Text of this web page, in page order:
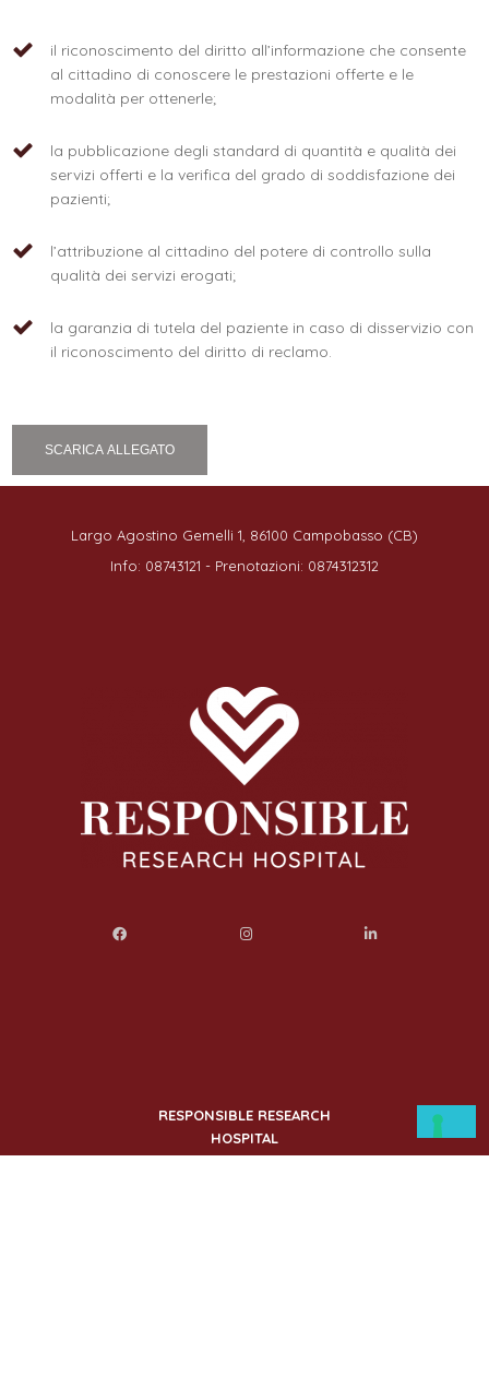
il riconoscimento del diritto all’informazione che consente
al cittadino di conoscere le prestazioni offerte e le
modalità per ottenerle;
la pubblicazione degli standard di quantità e qualità dei
servizi offerti e la verifica del grado di soddisfazione dei
pazienti;
l’attribuzione al cittadino del potere di controllo sulla
qualità dei servizi erogati;
la garanzia di tutela del paziente in caso di disservizio con
il riconoscimento del diritto di reclamo.
SCARICA ALLEGATO
Largo Agostino Gemelli 1, 86100 Campobasso (CB)
Info: 08743121 - Prenotazioni: 0874312312
RESPONSIBLE RESEARCH
HOSPITAL